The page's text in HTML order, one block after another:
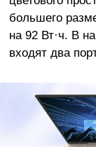
большего
на 92 Вт·ч. В
входят два